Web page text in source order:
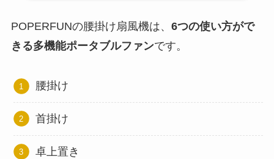
POPERFUNの腰掛け扇風機は、 6つの使い方がで
きる多機能ポータブルファンです。
腰掛け
首掛け
卓上置き